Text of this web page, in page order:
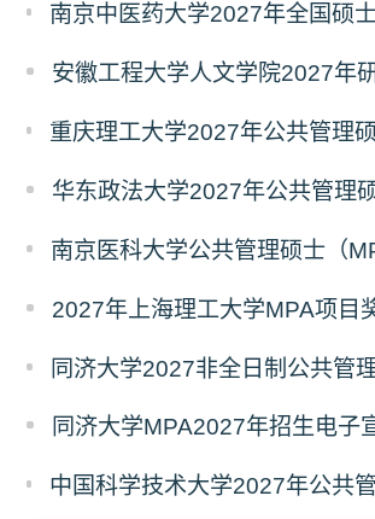
华东政法大学2027年公共管理
同济大学MPA2027年招生电子